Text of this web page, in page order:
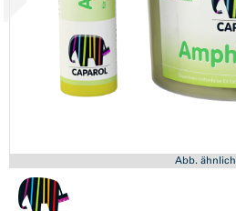
Abb. ähnlich